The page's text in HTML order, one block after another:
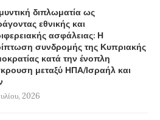
διπλωματία ως
εθνικής και
ασφάλειας: Η
συνδρομής της Κυπριακής
κατά την ένοπλη
μεταξύ ΗΠΑ/Ισραήλ και
2026